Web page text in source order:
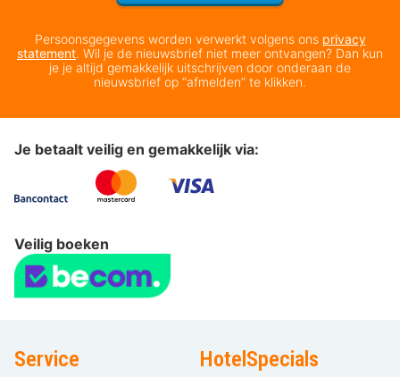
Persoonsgegevens worden verwerkt volgens ons privacy
statement. Wil je de nieuwsbrief niet meer ontvangen? Dan kun
je je altijd gemakkelijk uitschrijven door onderaan de
nieuwsbrief op “afmelden” te klikken.
Je betaalt veilig en gemakkelijk via:
Veilig boeken
Service HotelSpecials